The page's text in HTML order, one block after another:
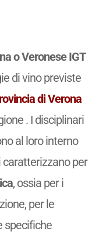
o Veronese IGT
di vino previste
di Verona
. I disciplinari
al loro interno
caratterizzano per
, ossia per i
per le
specifiche